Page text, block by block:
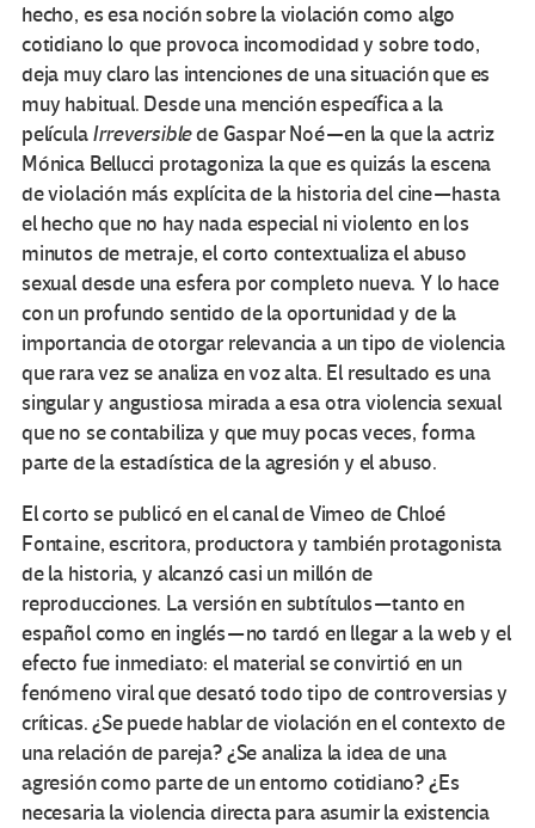
hecho, es esa noción sobre la violación como algo
cotidiano lo que provoca incomodidad y sobre todo,
deja muy claro las intenciones de una situación que es
muy habitual. Desde una mención específica a la
películaIrreversiblede Gaspar Noé — en la que la actriz
Mónica Bellucci protagoniza la que es quizás la escena
de violación más explícita de la historia del cine — hasta
el hecho que no hay nada especial ni violento en los
minutos de metraje, el corto contextualiza el abuso
sexual desde una esfera por completo nueva. Y lo hace
con un profundo sentido de la oportunidad y de la
importancia de otorgar relevancia a un tipo de violencia
que rara vez se analiza en voz alta. El resultado es una
singular y angustiosa mirada a esa otra violencia sexual
que no se contabiliza y que muy pocas veces, forma
parte de la estadística de la agresión y el abuso.
El corto se publicó en el canal de Vimeo de Chloé
Fontaine, escritora, productora y también protagonista
de la historia, y alcanzó casi un millón de
reproducciones. La versión en subtítulos — tanto en
español como en inglés — no tardó en llegar a la web y el
efecto fue inmediato: el material se convirtió en un
fenómeno viral que desató todo tipo de controversias y
críticas. ¿Se puede hablar de violación en el contexto de
una relación de pareja? ¿Se analiza la idea de una
agresión como parte de un entorno cotidiano? ¿Es
necesaria la violencia directa para asumir la existencia